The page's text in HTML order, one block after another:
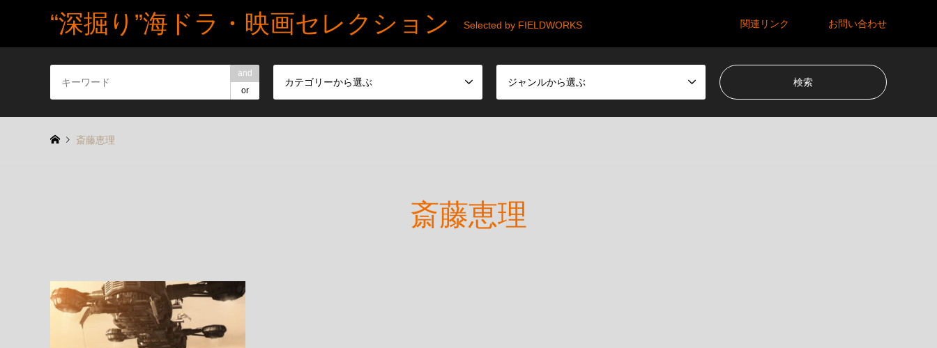
“深掘り”海ドラ・映画セレクション Selected by FIELDWORKS 関連リンク お問い合わせ
and
or
カテゴリーから選ぶ ジャンルから選ぶ
斎藤恵理
斎藤恵理